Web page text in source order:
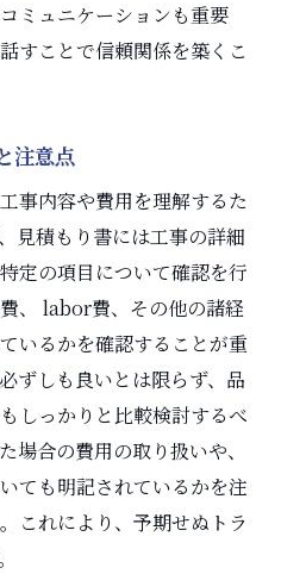
ミュニケーションも重要
すことで信頼関係を築くこ
注意点
事内容や費用を理解するた
見積もり書には工事の詳細
定の項目について確認を行
、 labor費、その他の諸経
いるかを確認することが重
ずしも良いとは限らず、品
しっかりと比較検討するべ
場合の費用の取り扱いや、
ても明記されているかを注
これにより、予期せぬトラ